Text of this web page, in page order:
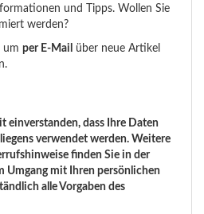
und Tipps. Wollen Sie
werden?
um per E-Mail
über neue Artikel
einverstanden, dass Ihre Daten
verwendet werden. Weitere
finden Sie in der
Umgang mit Ihren persönlichen
alle Vorgaben des